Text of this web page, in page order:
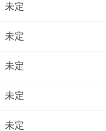
未定
未定
未定
未定
未定